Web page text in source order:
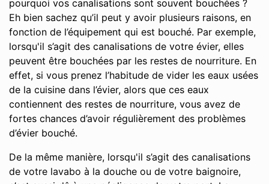
pourquoi vos canalisations sont souvent bouchées ?
Eh bien sachez qu’il peut y avoir plusieurs raisons, en
fonction de l’équipement qui est bouché. Par exemple,
lorsqu'il s’agit des canalisations de votre évier, elles
peuvent être bouchées par les restes de nourriture. En
effet, si vous prenez l’habitude de vider les eaux usées
de la cuisine dans l’évier, alors que ces eaux
contiennent des restes de nourriture, vous avez de
fortes chances d’avoir régulièrement des problèmes
d’évier bouché.
De la même manière, lorsqu'il s’agit des canalisations
de votre lavabo à la douche ou de votre baignoire,